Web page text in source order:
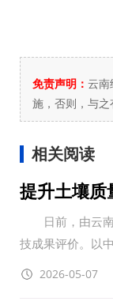
免责声明： 云南
施，否则，与之
相关阅读
提升土壤质
日前，由云南
技成果评价。以
2026-05-07